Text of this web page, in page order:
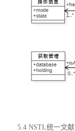
5.4 NSTL统一文